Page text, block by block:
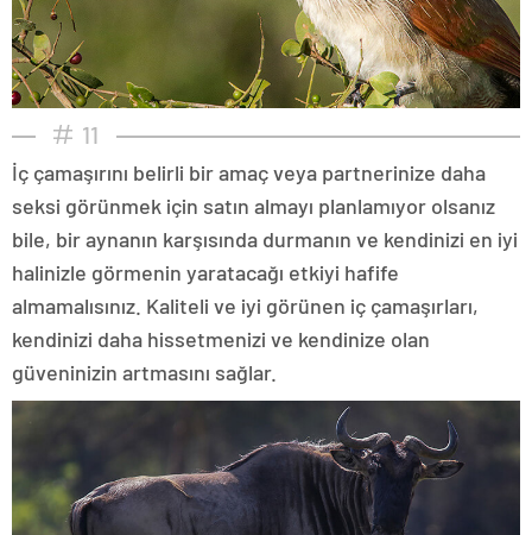
11
İç çamaşırını belirli bir amaç veya partnerinize daha
seksi görünmek için satın almayı planlamıyor olsanız
bile, bir aynanın karşısında durmanın ve kendinizi en iyi
halinizle görmenin yaratacağı etkiyi hafife
almamalısınız. Kaliteli ve iyi görünen iç çamaşırları,
kendinizi daha hissetmenizi ve kendinize olan
güveninizin artmasını sağlar.